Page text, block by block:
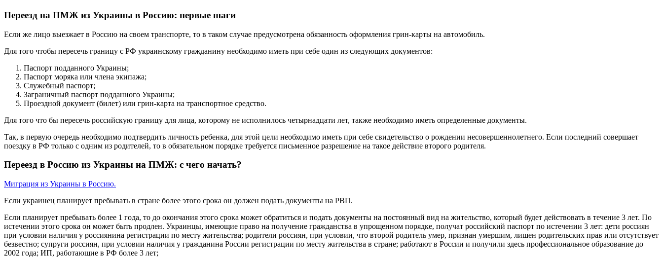
Переезд на ПМЖ из Украины в Россию: первые шаги
Если же лицо выезжает в Россию на своем транспорте, то в таком случае предусмотрена обязанность оформления грин-карты на автомобиль.
Для того чтобы пересечь границу с РФ украинскому гражданину необходимо иметь при себе один из следующих документов:
Паспорт подданного Украины;
Паспорт моряка или члена экипажа;
Служебный паспорт;
Заграничный паспорт подданного Украины;
Проездной документ (билет) или грин-карта на транспортное средство.
Для того что бы пересечь российскую границу для лица, которому не исполнилось четырнадцати лет, также необходимо иметь определенные документы.
Так, в первую очередь необходимо подтвердить личность ребенка, для этой цели необходимо иметь при себе свидетельство о рождении несовершеннолетнего. Если последний совершает
поездку в РФ только с одним из родителей, то в обязательном порядке требуется письменное разрешение на такое действие второго родителя.
Переезд в Россию из Украины на ПМЖ: с чего начать?
Миграция из Украины в Россию.
Если украинец планирует пребывать в стране более этого срока он должен подать документы на РВП.
Если планирует пребывать более 1 года, то до окончания этого срока может обратиться и подать документы на постоянный вид на жительство, который будет действовать в течение 3 лет. По
истечении этого срока он может быть продлен. Украинцы, имеющие право на получение гражданства в упрощенном порядке, получат российский паспорт по истечении 3 лет: дети россиян
при условии наличия у россиянина регистрации по месту жительства; родители россиян, при условии, что второй родитель умер, признан умершим, лишен родительских прав или отсутствует
безвестно; супруги россиян, при условии наличия у гражданина России регистрации по месту жительства в стране; работают в России и получили здесь профессиональное образование до
2002 года; ИП, работающие в РФ более 3 лет;